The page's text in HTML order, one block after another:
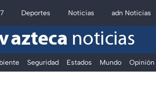
Deportes Noticias adn Noticias
azteca noticias
Seguridad Estados Mundo Opinión